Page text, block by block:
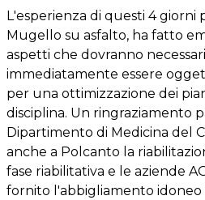
L'esperienza di questi 4 giorni
Mugello su asfalto, ha fatto
aspetti che dovranno
immediatamente essere
per una ottimizzazione dei
disciplina. Un ringraziamento
Dipartimento di Medicina del
anche a Polcanto la
fase riabilitativa e le aziende
fornito l'abbigliamento idoneo